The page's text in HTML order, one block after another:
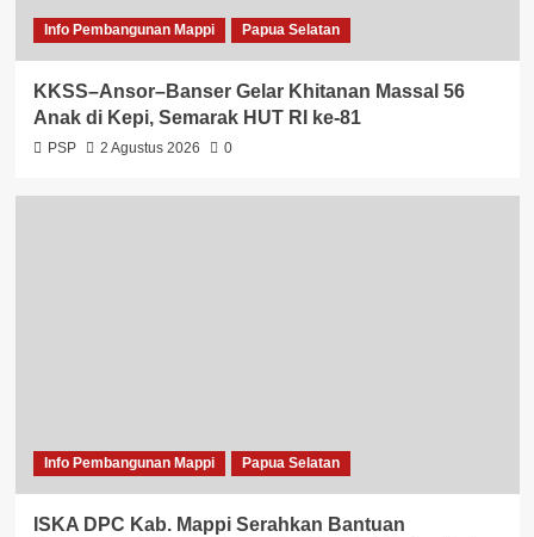
Info Pembangunan Mappi Papua Selatan
KKSS–Ansor–Banser Gelar Khitanan Massal 56
Anak di Kepi, Semarak HUT RI ke-81
PSP 2 Agustus 2026 0
Info Pembangunan Mappi Papua Selatan
ISKA DPC Kab. Mappi Serahkan Bantuan